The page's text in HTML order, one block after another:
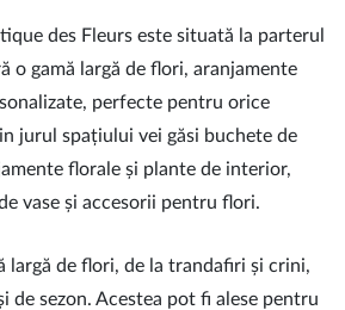
des Fleurs este situată la parterul
o gamă largă de flori, aranjamente
perfecte pentru orice
jurul spațiului vei găsi buchete de
florale și plante de interior,
vase și accesorii pentru flori.
largă de flori, de la trandafiri și crini,
de sezon. Acestea pot fi alese pentru